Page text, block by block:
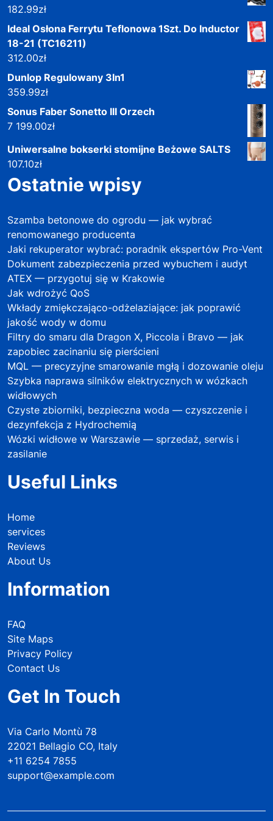
182.99zł
Ideal Osłona Ferrytu Teflonowa 1Szt. Do Inductor
18-21 (TC16211)
312.00zł
Dunlop Regulowany 3In1
359.99zł
Sonus Faber Sonetto III Orzech
7 199.00zł
Uniwersalne bokserki stomijne Beżowe SALTS
107.10zł
Ostatnie wpisy
Szamba betonowe do ogrodu — jak wybrać
renomowanego producenta
Jaki rekuperator wybrać: poradnik ekspertów Pro-Vent
Dokument zabezpieczenia przed wybuchem i audyt
ATEX — przygotuj się w Krakowie
Jak wdrożyć QoS
Wkłady zmiękczająco-odżelaziające: jak poprawić
jakość wody w domu
Filtry do smaru dla Dragon X, Piccola i Bravo — jak
zapobiec zacinaniu się pierścieni
MQL — precyzyjne smarowanie mgłą i dozowanie oleju
Szybka naprawa silników elektrycznych w wózkach
widłowych
Czyste zbiorniki, bezpieczna woda — czyszczenie i
dezynfekcja z Hydrochemią
Wózki widłowe w Warszawie — sprzedaż, serwis i
zasilanie
Useful Links
Home
services
Reviews
About Us
Information
FAQ
Site Maps
Privacy Policy
Contact Us
Get In Touch
Via Carlo Montù 78
22021 Bellagio CO, Italy
+11 6254 7855
support@example.com